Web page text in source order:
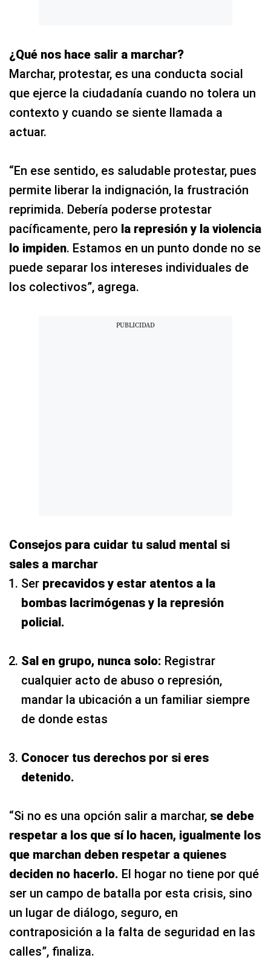
¿Qué nos hace salir a marchar?
Marchar, protestar, es una conducta social
que ejerce la ciudadanía cuando no tolera un
contexto y cuando se siente llamada a
actuar.
“En ese sentido, es saludable protestar, pues
permite liberar la indignación, la frustración
reprimida. Debería poderse protestar
pacíficamente, pero la represión y la violencia
lo impiden. Estamos en un punto donde no se
puede separar los intereses individuales de
los colectivos”, agrega.
Consejos para cuidar tu salud mental si
sales a marchar
Ser precavidos y estar atentos a la
bombas lacrimógenas y la represión
policial.
Sal en grupo, nunca solo: Registrar
cualquier acto de abuso o represión,
mandar la ubicación a un familiar siempre
de donde estas
Conocer tus derechos por si eres
detenido.
“Si no es una opción salir a marchar, se debe
respetar a los que sí lo hacen, igualmente los
que marchan deben respetar a quienes
deciden no hacerlo. El hogar no tiene por qué
ser un campo de batalla por esta crisis, sino
un lugar de diálogo, seguro, en
contraposición a la falta de seguridad en las
calles”, finaliza.